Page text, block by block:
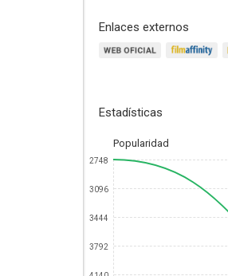
Enlaces externos
Estadísticas
Popularidad
2748
3096
3444
3792